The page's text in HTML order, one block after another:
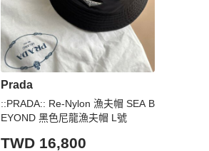
Prada
::PRADA:: Re-Nylon 漁夫帽 SEA B
EYOND 黑色尼龍漁夫帽 L號
TWD 16,800